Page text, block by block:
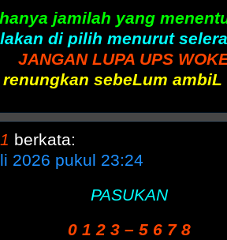
hanya jamilah yang
di pilih menurut
JANGAN LUPA UPS
sebeLum
berkata:
2026 pukul 23:24
PASUKAN
0 1 2 3 – 5 6 7 8